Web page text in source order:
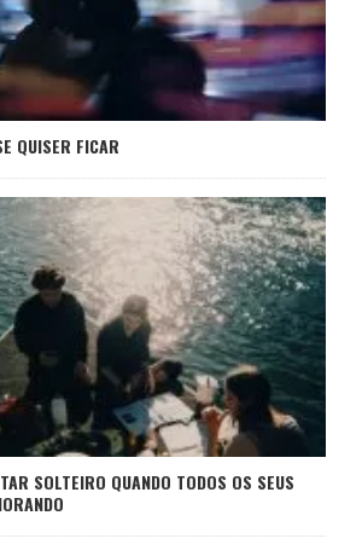
QUISER FICAR
SOLTEIRO QUANDO TODOS OS SEUS